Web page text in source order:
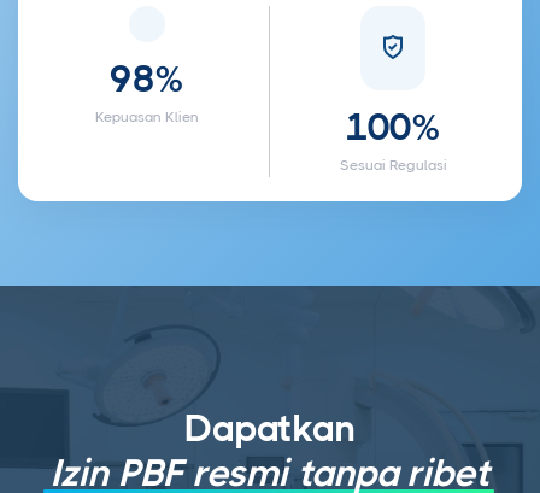
98%
Kepuasan Klien 100%
Sesuai Regulasi
Dapatkan
Izin PBF resmi tanpa ribet